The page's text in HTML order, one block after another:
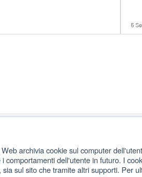
archivia cookie sul computer
comportamenti dell'utente in futuro. I
sia sul sito che tramite altri supporti. Per
5